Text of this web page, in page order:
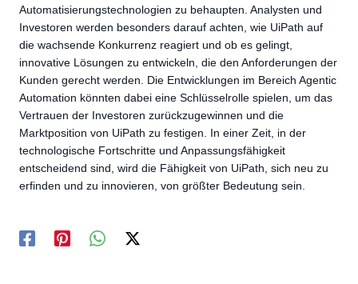
Automatisierungstechnologien zu behaupten. Analysten und
Investoren werden besonders darauf achten, wie UiPath auf
die wachsende Konkurrenz reagiert und ob es gelingt,
innovative Lösungen zu entwickeln, die den Anforderungen der
Kunden gerecht werden. Die Entwicklungen im Bereich Agentic
Automation könnten dabei eine Schlüsselrolle spielen, um das
Vertrauen der Investoren zurückzugewinnen und die
Marktposition von UiPath zu festigen. In einer Zeit, in der
technologische Fortschritte und Anpassungsfähigkeit
entscheidend sind, wird die Fähigkeit von UiPath, sich neu zu
erfinden und zu innovieren, von größter Bedeutung sein.